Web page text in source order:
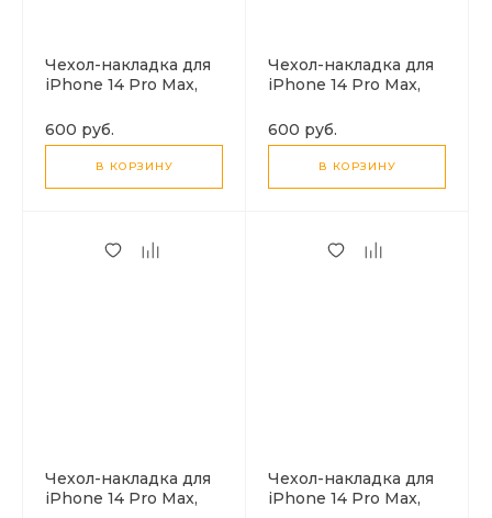
Чехол-накладка для
iPhone 14 Pro Max,
бирюзовый
600 руб.
В КОРЗИНУ
Чехол-накладка для
iPhone 14 Pro Max,
сиреневый
600 руб.
В КОРЗИНУ
Чехол-накладка для
iPhone 14 Pro Max,
Чехол-накладка для
iPhone 14 Pro Max,